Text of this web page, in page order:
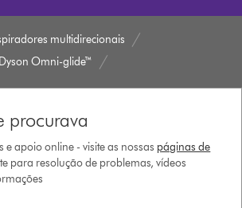
multidirecionais
Omni-glide™
procurava
e apoio online - visite as nossas páginas de
para resolução de problemas, vídeos